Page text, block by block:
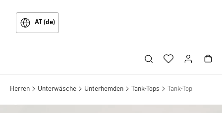
AT (de)
Herren Unterwäsche Unterhemden Tank-Tops Tank-Top